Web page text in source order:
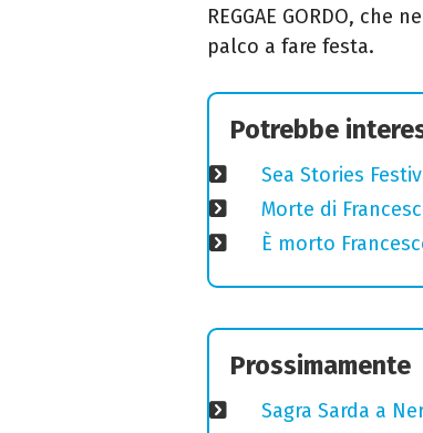
REGGAE GORDO,
palco a fare festa.
Potrebbe
Sea Stories
Morte di
È morto
Prossimamente
Sagra Sarda a